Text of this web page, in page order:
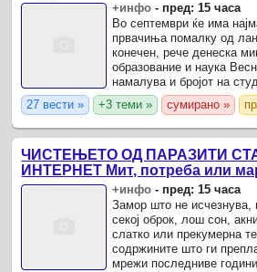
+инфо - пред: 15 часа
Во септември ќе има
првачиња помалку од
конечен, рече денеска
образование и наука
намалува и бројот на
бројот на ученици во
намален, но не е
27 вести » +3 теми » сумирано »
ЧИСТЕЊЕТО ОД ПАРАЗИТИ
ИНТЕРНЕТ Мит, потреба или
+инфо - пред: 15 часа
Замор што не исчезнува,
секој оброк, лош сон,
слатко или прекумерна
содржините што ги
мрежи последниве